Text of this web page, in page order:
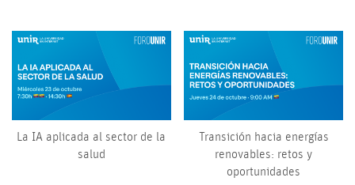
La IA aplicada al sector de la
salud
Transición hacia energías
renovables: retos y
oportunidades